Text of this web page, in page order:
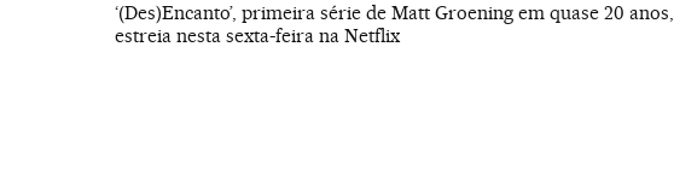
‘(Des)Encanto’, primeira série de Matt Groening em quase 20 anos,
estreia nesta sexta-feira na Netflix